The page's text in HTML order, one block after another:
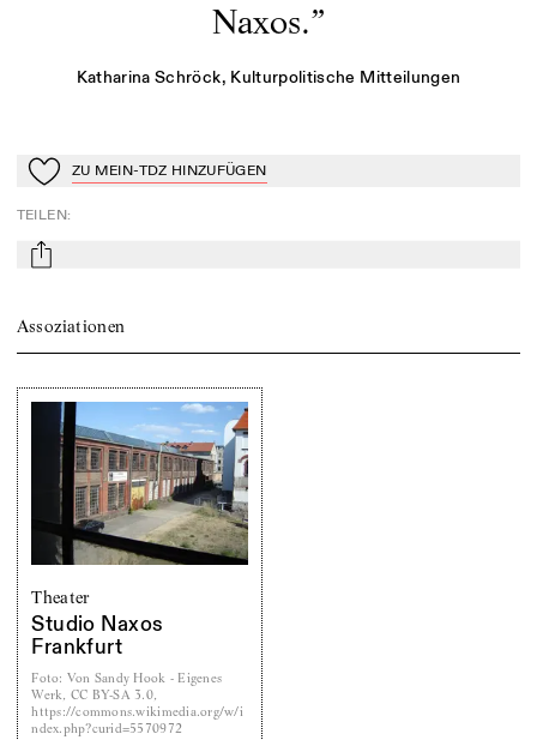
Naxos.”
Katharina Schröck, Kulturpolitische Mitteilungen
Zu Mein-TdZ hinzufügen
ZU MEIN-TDZ HINZUFÜGEN
TEILEN:
mail
Assoziationen
Theater
Studio Naxos
Frankfurt
Foto: Von Sandy Hook - Eigenes
Werk, CC BY-SA 3.0,
https://commons.wikimedia.org/w/i
ndex.php?curid=5570972